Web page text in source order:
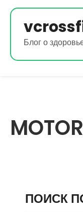
Перейти
содержимому
Блог о
ПОИСК